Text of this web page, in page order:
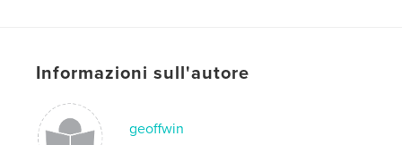
Parole chiave
Arts at Rice
Informazioni sull'autore
geoffwin